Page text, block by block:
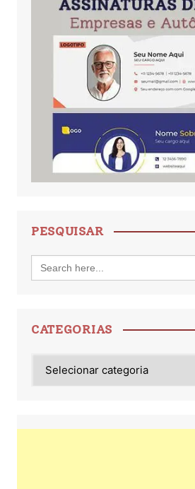
PESQUISAR
Search
for:
CATEGORIAS